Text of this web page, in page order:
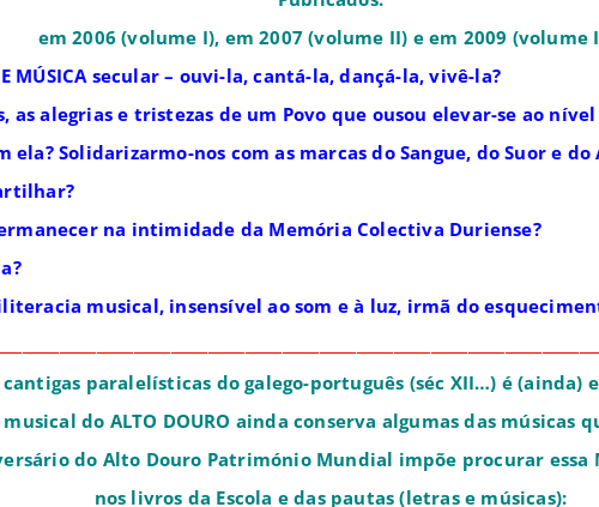
em 2006 (volume I), em 2007 (volume II) e em 2009 (volume
MÚSICA secular – ouvi-la, cantá-la, dançá-la, vivê-la?
as alegrias e tristezas de um Povo que ousou elevar-se ao
ela?Solidarizarmo-nos com as marcas do Sangue, do Suor e do
na intimidade da Memória Colectiva Duriense?
musical, insensível ao som e à luz, irmã do
paralelísticas do galego-português (séc XII…) é (ainda)
do ALTO DOURO ainda conserva algumas das músicas
do Alto Douro Património Mundial impõe procurar essa
nos livros da Escola e das pautas (letras e músicas):